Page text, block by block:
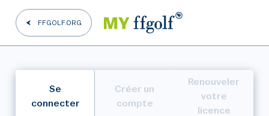
FFGOLF.ORG
Se
connecter
Créer un
compte
Renouveler
votre
licence